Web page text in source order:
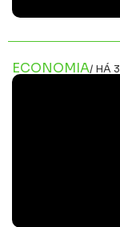
ECONOMIA/ HÁ